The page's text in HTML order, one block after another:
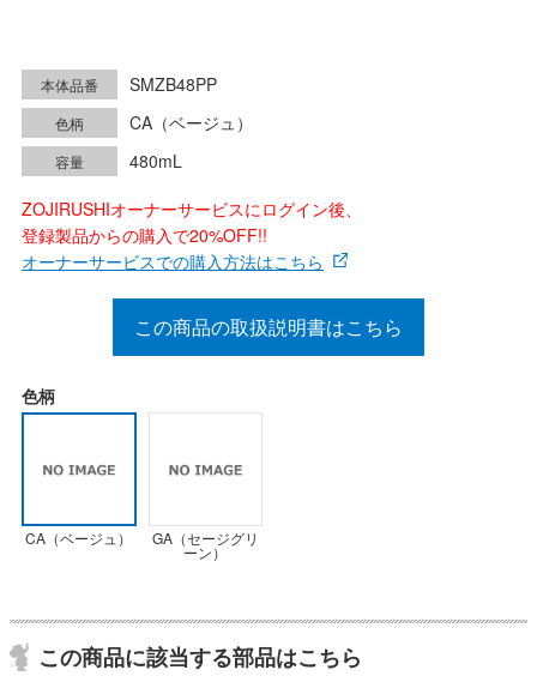
本体品番 SMZB48PP
色柄 CA（ベージュ）
容量
480mL
ZOJIRUSHIオーナーサービスにログイン後、
登録製品からの購入で20%OFF!!
オーナーサービスでの購入方法はこちら
この商品の取扱説明書はこちら
色柄
CA（ベージュ） GA（セージグリ
ーン）
この商品に該当する部品はこちら